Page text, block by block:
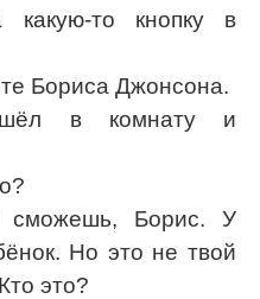
то кнопку в
Бориса Джонсона.
в комнату и
Борис. У
Но это не твой
это?